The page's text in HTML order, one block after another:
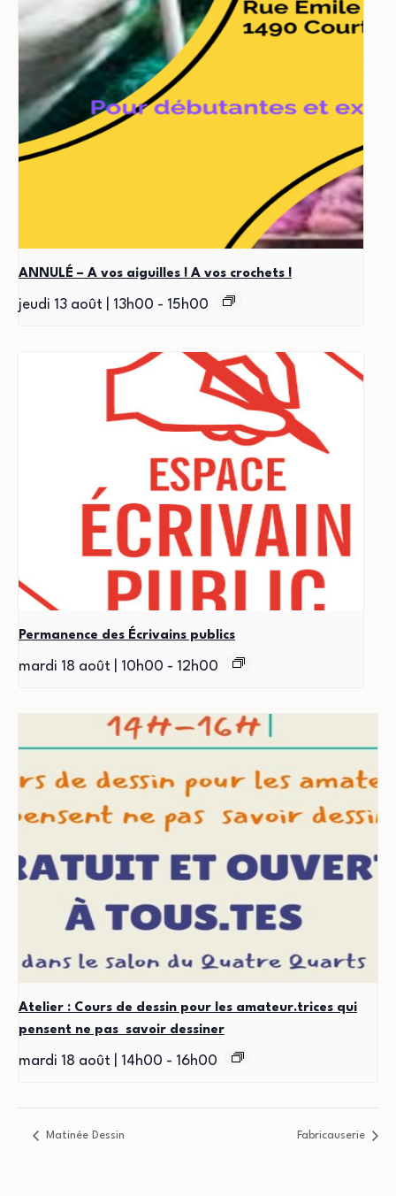
ANNULÉ – A vos aiguilles ! A vos crochets !
jeudi 13 août | 13h00 - 15h00
Permanence des Écrivains publics
mardi 18 août | 10h00 - 12h00
Atelier : Cours de dessin pour les amateur.trices qui
pensent ne pas savoir dessiner
mardi 18 août | 14h00 - 16h00
Matinée Dessin Fabricauserie